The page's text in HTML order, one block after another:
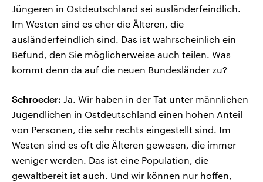
Jüngeren in Ostdeutschland sei ausländerfeindlich.
Im Westen sind es eher die Älteren, die
ausländerfeindlich sind. Das ist wahrscheinlich ein
Befund, den Sie möglicherweise auch teilen. Was
kommt denn da auf die neuen Bundesländer zu?
Schroeder: Ja. Wir haben in der Tat unter männlichen
Jugendlichen in Ostdeutschland einen hohen Anteil
von Personen, die sehr rechts eingestellt sind. Im
Westen sind es oft die Älteren gewesen, die immer
weniger werden. Das ist eine Population, die
gewaltbereit ist auch. Und wir können nur hoffen,